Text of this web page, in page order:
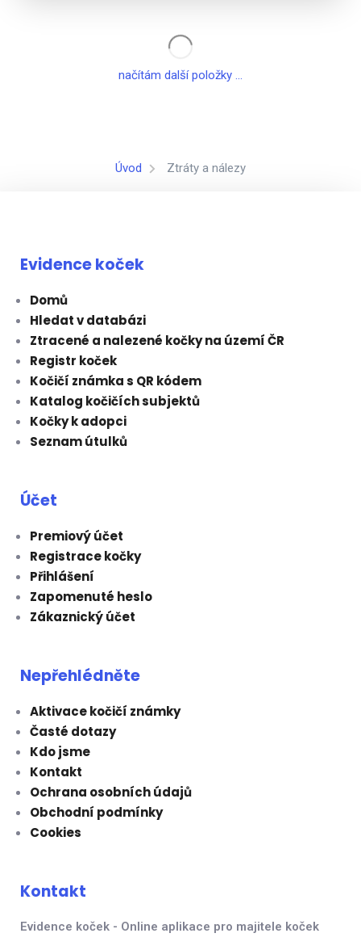
načítám další položky ...
Úvod Ztráty a nálezy
Evidence koček
Domů
Hledat v databázi
Ztracené a nalezené kočky na území ČR
Registr koček
Kočičí známka s QR kódem
Katalog kočičích subjektů
Kočky k adopci
Seznam útulků
Účet
Premiový účet
Registrace kočky
Přihlášení
Zapomenuté heslo
Zákaznický účet
Nepřehlédněte
Aktivace kočičí známky
Časté dotazy
Kdo jsme
Kontakt
Ochrana osobních údajů
Obchodní podmínky
Cookies
Kontakt
Evidence koček - Online aplikace pro majitele koček